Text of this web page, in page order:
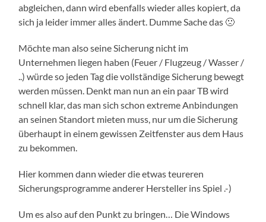
abgleichen, dann wird ebenfalls wieder alles kopiert, da
sich ja leider immer alles ändert. Dumme Sache das 🙁
Möchte man also seine Sicherung nicht im
Unternehmen liegen haben (Feuer / Flugzeug / Wasser /
..) würde so jeden Tag die vollständige Sicherung bewegt
werden müssen. Denkt man nun an ein paar TB wird
schnell klar, das man sich schon extreme Anbindungen
an seinen Standort mieten muss, nur um die Sicherung
überhaupt in einem gewissen Zeitfenster aus dem Haus
zu bekommen.
Hier kommen dann wieder die etwas teureren
Sicherungsprogramme anderer Hersteller ins Spiel .-)
Um es also auf den Punkt zu bringen… Die Windows